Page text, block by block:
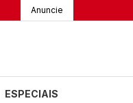
Anuncie
ESPECIAIS